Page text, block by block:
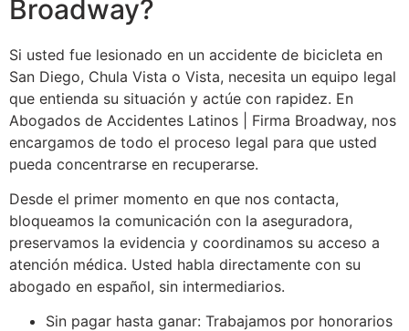
Broadway?
Si usted fue lesionado en un accidente de bicicleta en
San Diego, Chula Vista o Vista, necesita un equipo legal
que entienda su situación y actúe con rapidez. En
Abogados de Accidentes Latinos | Firma Broadway, nos
encargamos de todo el proceso legal para que usted
pueda concentrarse en recuperarse.
Desde el primer momento en que nos contacta,
bloqueamos la comunicación con la aseguradora,
preservamos la evidencia y coordinamos su acceso a
atención médica. Usted habla directamente con su
abogado en español, sin intermediarios.
Sin pagar hasta ganar: Trabajamos por honorarios